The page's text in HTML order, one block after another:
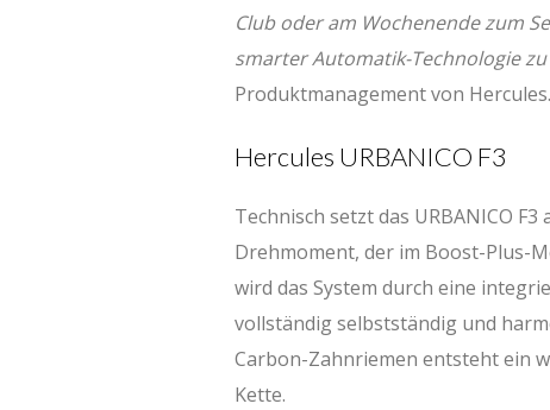
Club oder am Wochenende zum
smarter Automatik-Technologie
Produktmanagement von Hercules.
Hercules URBANICO F3
Technisch setzt das URBANICO
Drehmoment, der im Boost-Plus-
wird das System durch eine
vollständig selbstständig und
Carbon-Zahnriemen entsteht ein
Kette.